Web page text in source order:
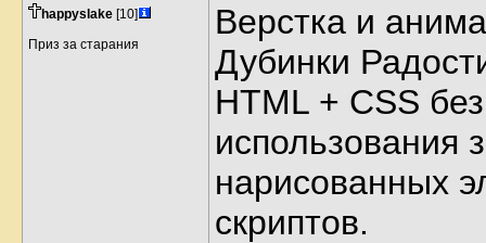
happyslake [10]
Приз за старания
Верстка и
Дубинки
HTML + CSS без
использования
нарисованных
скриптов.